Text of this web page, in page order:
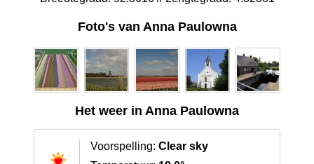
Foto's van Anna Paulowna
Het weer in Anna Paulowna
Voorspelling: Clear sky